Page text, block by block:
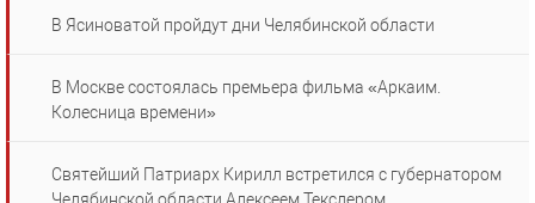
В Ясиноватой пройдут дни Челябинской области
В Москве состоялась премьера фильма «Аркаим.
Колесница времени»
Святейший Патриарх Кирилл встретился с губернатором